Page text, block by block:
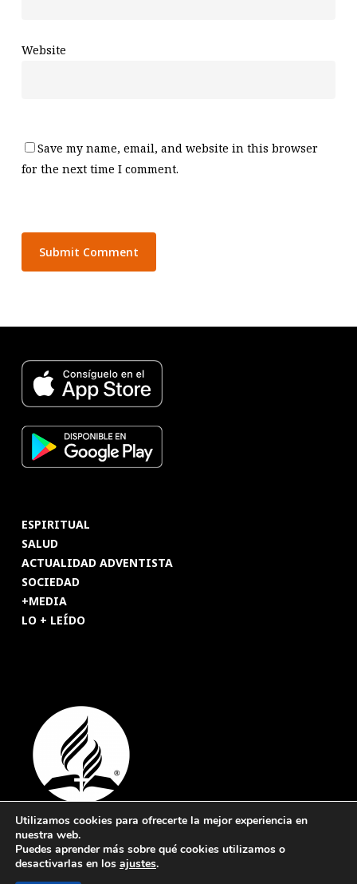
Website
Save my name, email, and website in this browser
for the next time I comment.
ESPIRITUAL
SALUD
ACTUALIDAD ADVENTISTA
SOCIEDAD
+MEDIA
LO + LEÍDO
© 2026 Revista Adventista de España. UICASDE. Derechos
reservados.
Utilizamos cookies para ofrecerte la mejor experiencia en
nuestra web.
Puedes aprender más sobre qué cookies utilizamos o
desactivarlas en los ajustes.